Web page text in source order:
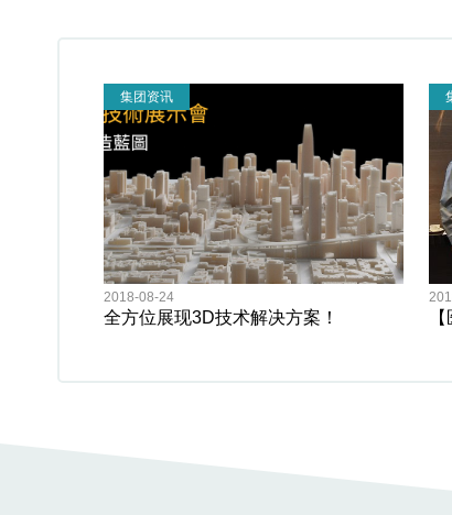
集团资讯
2018-08-24
全方位展现3D技术解决方案！